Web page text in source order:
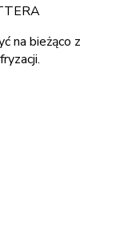
na bieżąco z